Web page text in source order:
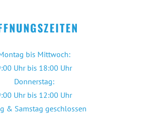
bis Mittwoch:
Uhr bis 18:00 Uhr
Donnerstag:
Uhr bis 12:00 Uhr
& Samstag geschlossen